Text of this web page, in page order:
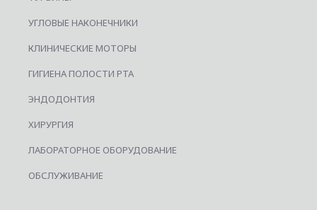
УГЛОВЫЕ НАКОНЕЧНИКИ
КЛИНИЧЕСКИЕ МОТОРЫ
ГИГИЕНА ПОЛОСТИ РТА
ЭНДОДОНТИЯ
ХИРУРГИЯ
ЛАБОРАТОРНОЕ ОБОРУДОВАНИЕ
ОБСЛУЖИВАНИЕ